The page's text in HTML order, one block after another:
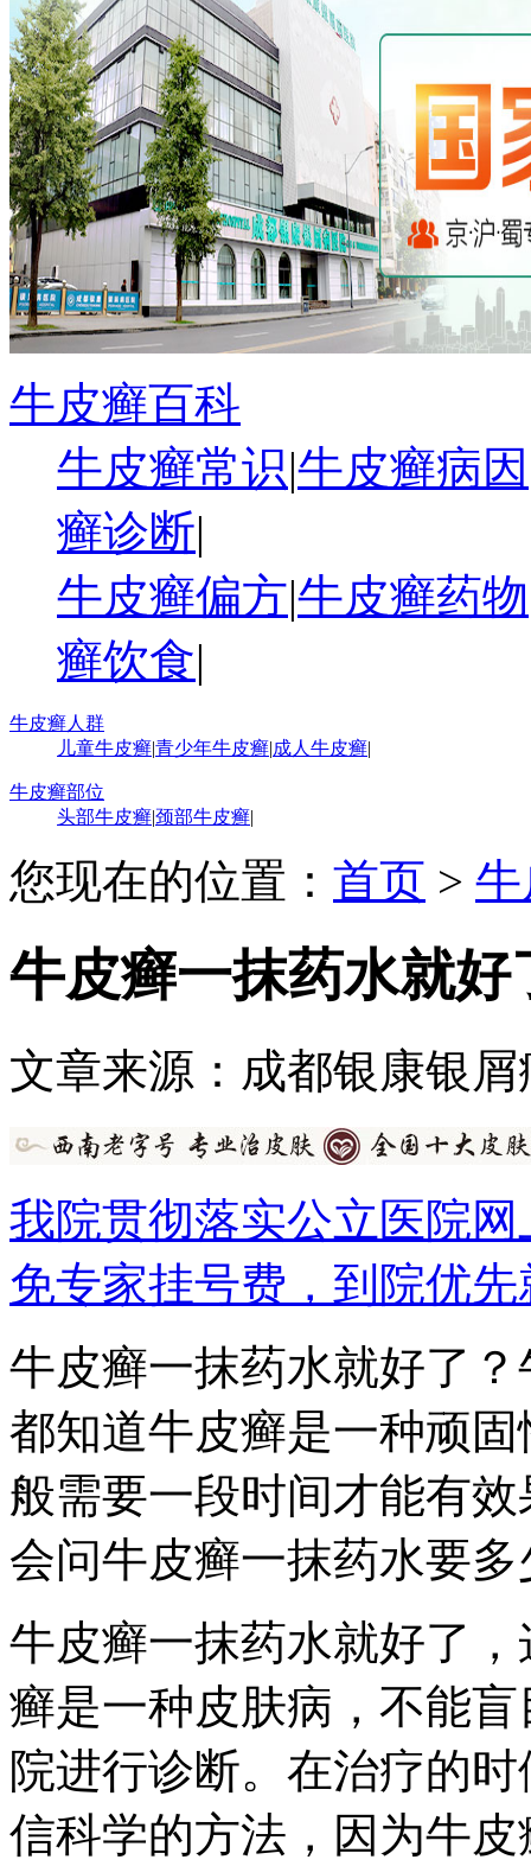
牛皮癣百科
牛皮癣常识|牛皮癣病因
癣诊断|
牛皮癣偏方|牛皮癣药物
癣饮食|
牛皮癣人群
儿童牛皮癣|青少年牛皮癣|成人牛皮癣|
牛皮癣部位
头部牛皮癣|颈部牛皮癣|
您现在的位置： 首页 >
牛皮癣一抹药水就好
文章来源：成都银康银屑
我院贯彻落实公立医院
免专家挂号费，到院优先
牛皮癣一抹药水就好了
都知道牛皮癣是一种顽
般需要一段时间才能有
会问牛皮癣一抹药水要
牛皮癣一抹药水就好了
癣是一种皮肤病，不能
院进行诊断。在治疗的
信科学的方法，因为牛